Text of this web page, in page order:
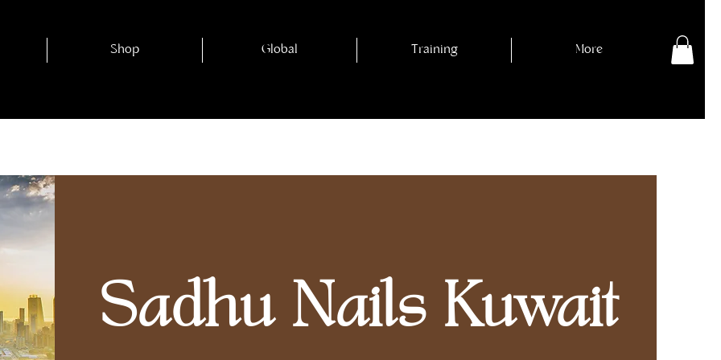
Shop Global Training More
Sadhu Nails Kuwait